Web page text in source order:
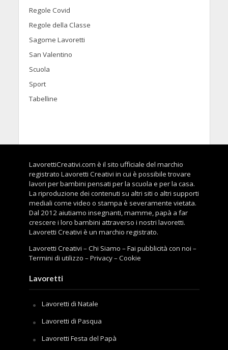
Regole Covid
Regole della Classe
Sagome Lavoretti
San Valentino
Scuola
Sport
Tabelline
LavorettiCreativi.com è il sito ufficiale del marchio
registrato Lavoretti Creativi in cui è possibile trovare
lavori per bambini pensati per la scuola e per la casa.
La riproduzione dei contenuti su altri siti o altri supporti
mediali come video o stampa è severamente vietata.
Dal 2012 aiutiamo insegnanti, mamme, papà a far
crescere i loro bambini attraverso i nostri lavoretti.
Lavoretti Creativi è un marchio registrato.
Lavoretti Creativi –Chi Siamo –Fai pubblicità con noi –
Termini di utilizzo –Privacy–Cookie
Lavoretti
Lavoretti di Natale
Lavoretti di Pasqua
Lavoretti Festa del Papà